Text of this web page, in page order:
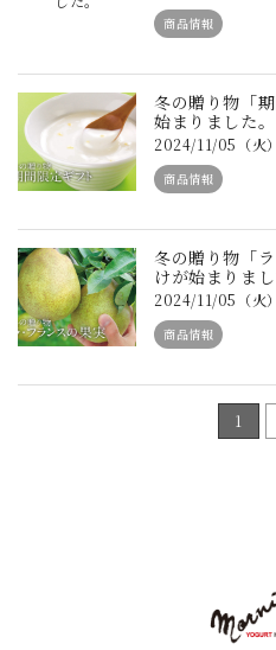
商品情報
冬の贈り物「
始まりました。
2024/11/05（火）
商品情報
冬の贈り物「
けが始まりまし
2024/11/05（火）
商品情報
1